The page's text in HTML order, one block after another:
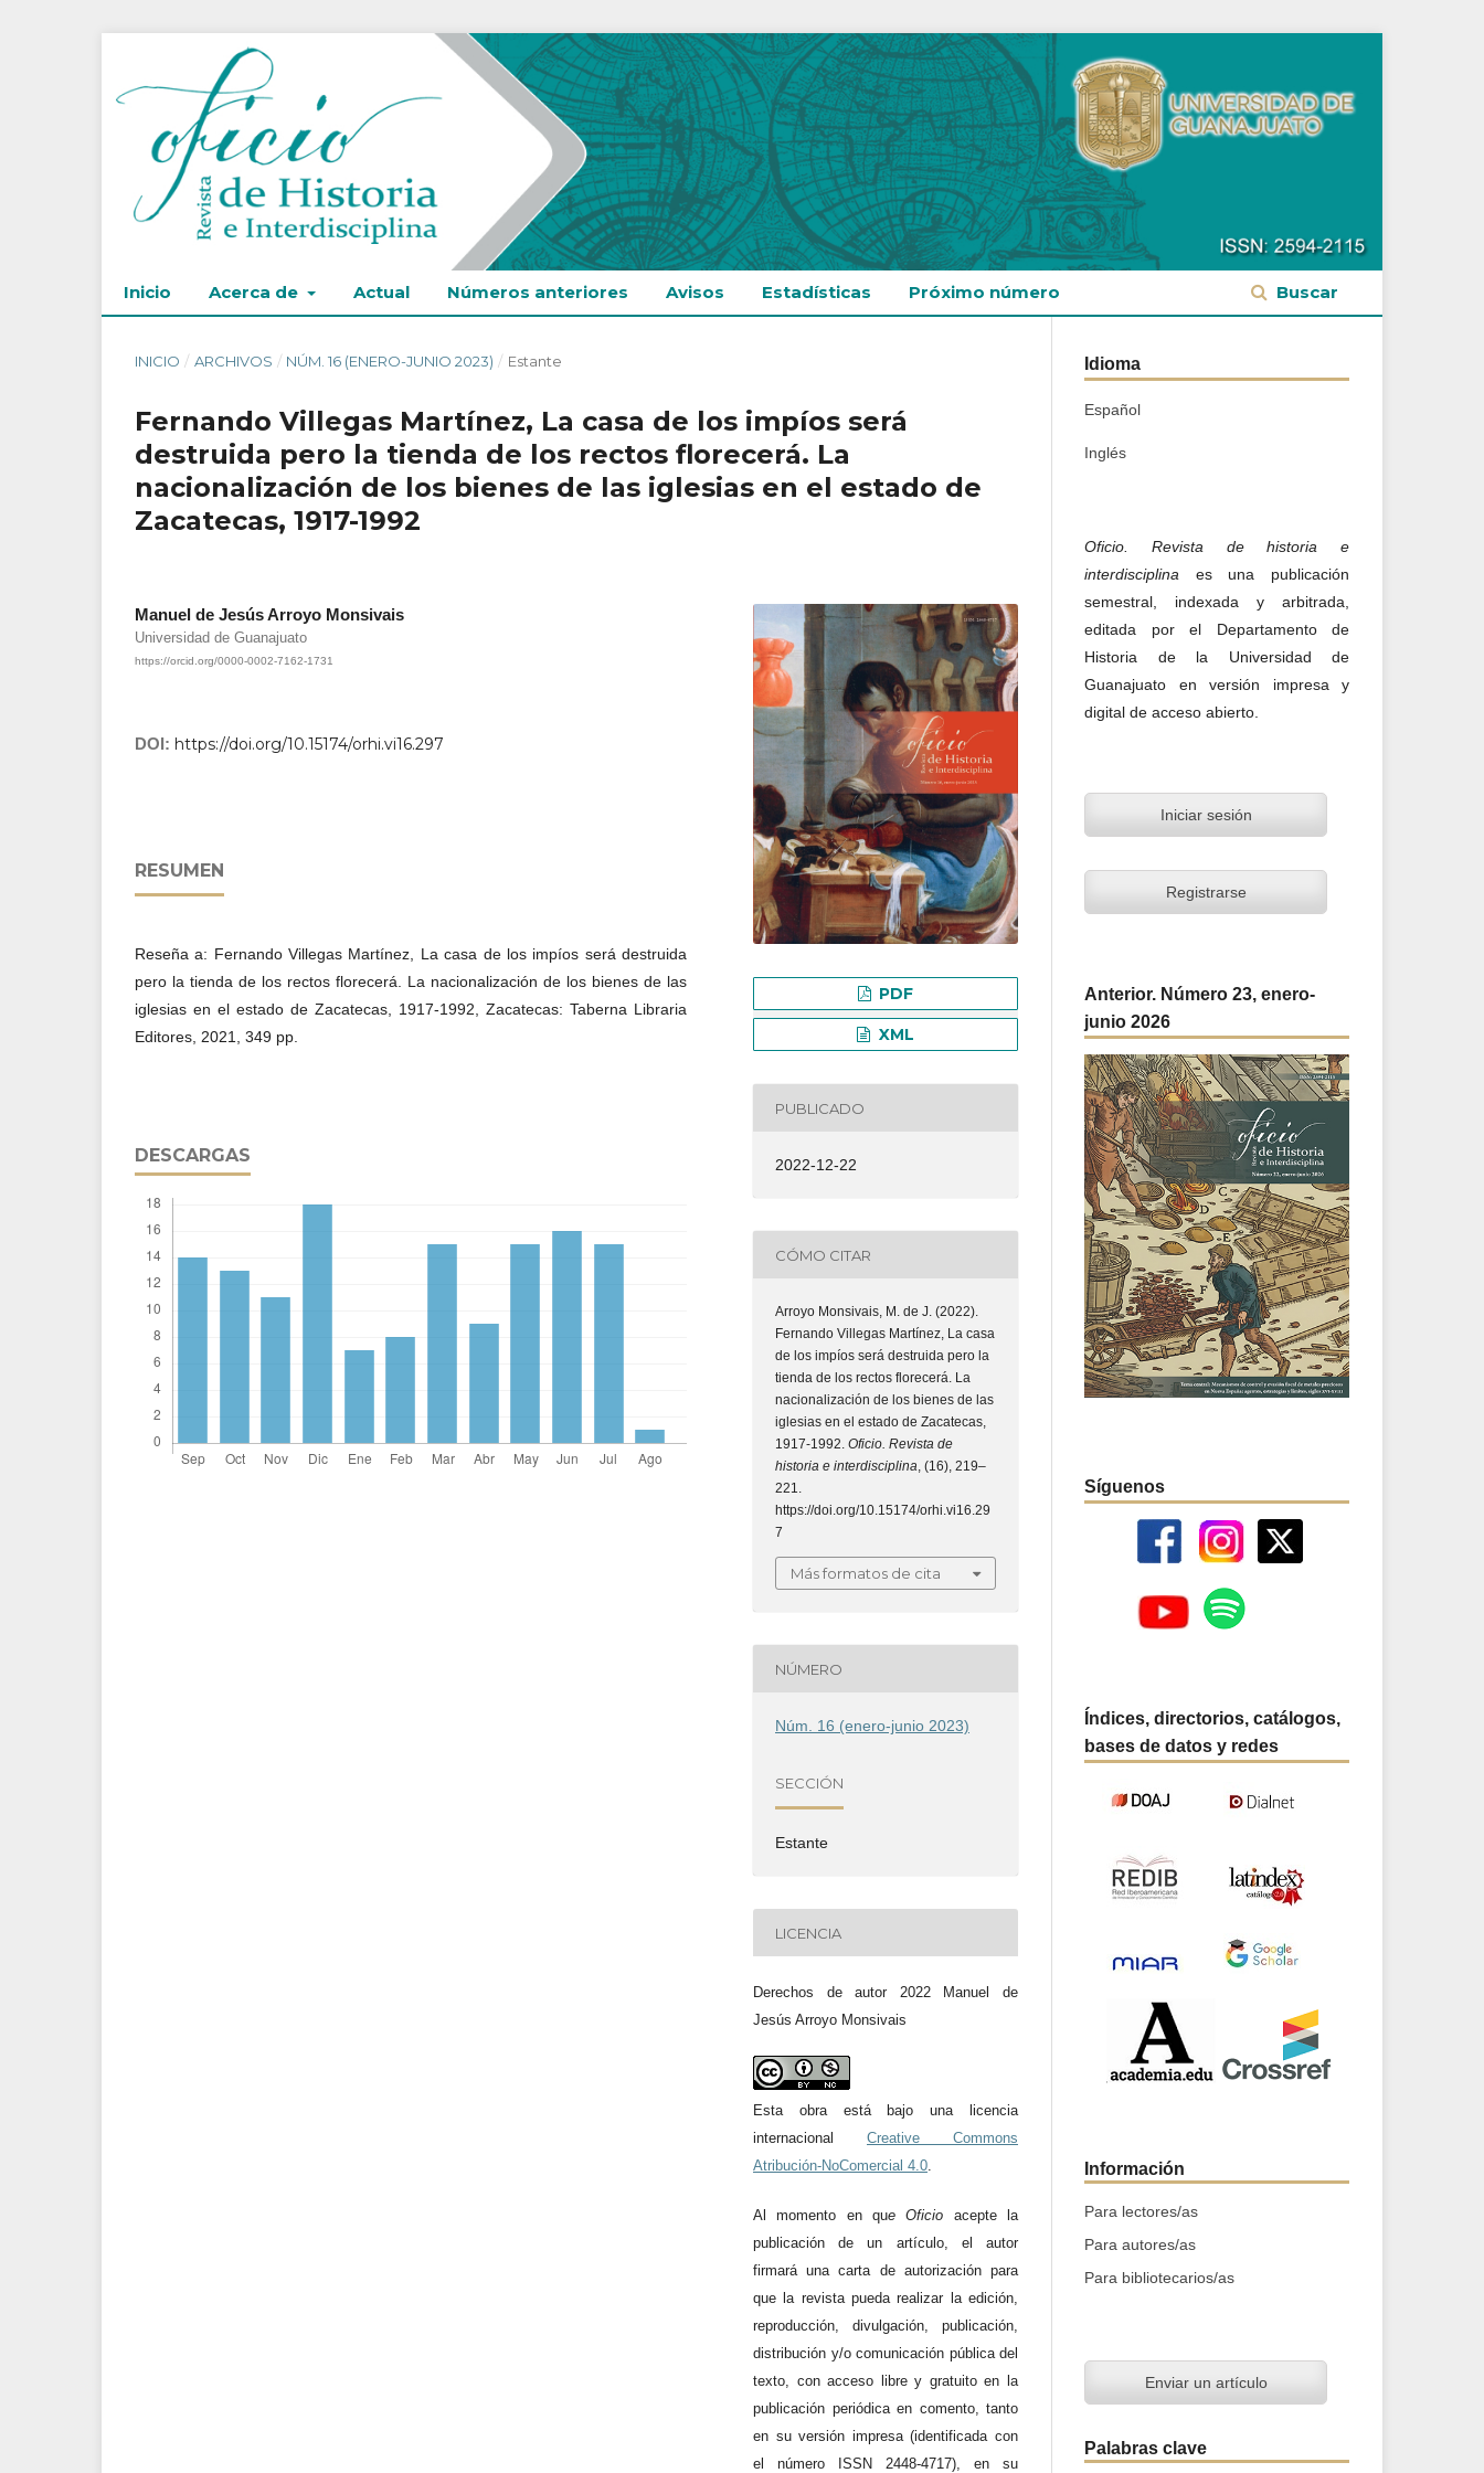
Inicio Acerca de Actual Números anteriores Avisos Estadísticas Próximo número Buscar
INICIO / ARCHIVOS / NÚM. 16 (ENERO-JUNIO 2023) / Estante
Fernando Villegas Martínez, La casa de los impíos será
destruida pero la tienda de los rectos florecerá. La
nacionalización de los bienes de las iglesias en el estado de
Zacatecas, 1917-1992
Manuel de Jesús Arroyo Monsivais
Universidad de Guanajuato
https://orcid.org/0000-0002-7162-1731
DOI: https://doi.org/10.15174/orhi.vi16.297
RESUMEN
Reseña a: Fernando Villegas Martínez, La casa de los impíos será destruida
pero la tienda de los rectos florecerá. La nacionalización de los bienes de las
iglesias en el estado de Zacatecas, 1917-1992, Zacatecas: Taberna Libraria
Editores, 2021, 349 pp.
DESCARGAS
PDF
XML
PUBLICADO
2022-12-22
CÓMO CITAR
Arroyo Monsivais, M. de J. (2022).
Fernando Villegas Martínez, La casa
de los impíos será destruida pero la
tienda de los rectos florecerá. La
nacionalización de los bienes de las
iglesias en el estado de Zacatecas,
1917-1992. Oficio. Revista de
historia e interdisciplina, (16), 219–
221.
https://doi.org/10.15174/orhi.vi16.29
7
Más formatos de cita
NÚMERO
Núm. 16 (enero-junio 2023)
SECCIÓN
Estante
LICENCIA
Derechos de autor 2022 Manuel de
Jesús Arroyo Monsivais
Esta obra está bajo una licencia
internacional Creative Commons
Atribución-NoComercial 4.0.
Al momento en queOficio acepte la
publicación de un artículo, el autor
firmará una carta de autorización para
que la revista pueda realizar la edición,
reproducción, divulgación, publicación,
distribución y/o comunicación pública del
texto, con acceso libre y gratuito en la
publicación periódica en comento, tanto
en su versión impresa (identificada con
el número ISSN 2448-4717), en su
Idioma
Español
Inglés
Oficio. Revista de historia e
interdisciplina es una publicación
semestral, indexada y arbitrada,
editada por el Departamento de
Historia de la Universidad de
Guanajuato en versión impresa y
digital de acceso abierto.
Iniciar sesión
Registrarse
Anterior. Número 23, enero-
junio 2026
Síguenos
Índices, directorios, catálogos,
bases de datos y redes
Información
Para lectores/as
Para autores/as
Para bibliotecarios/as
Enviar un artículo
Palabras clave